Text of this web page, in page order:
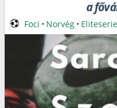
a
Foci • Norvég •